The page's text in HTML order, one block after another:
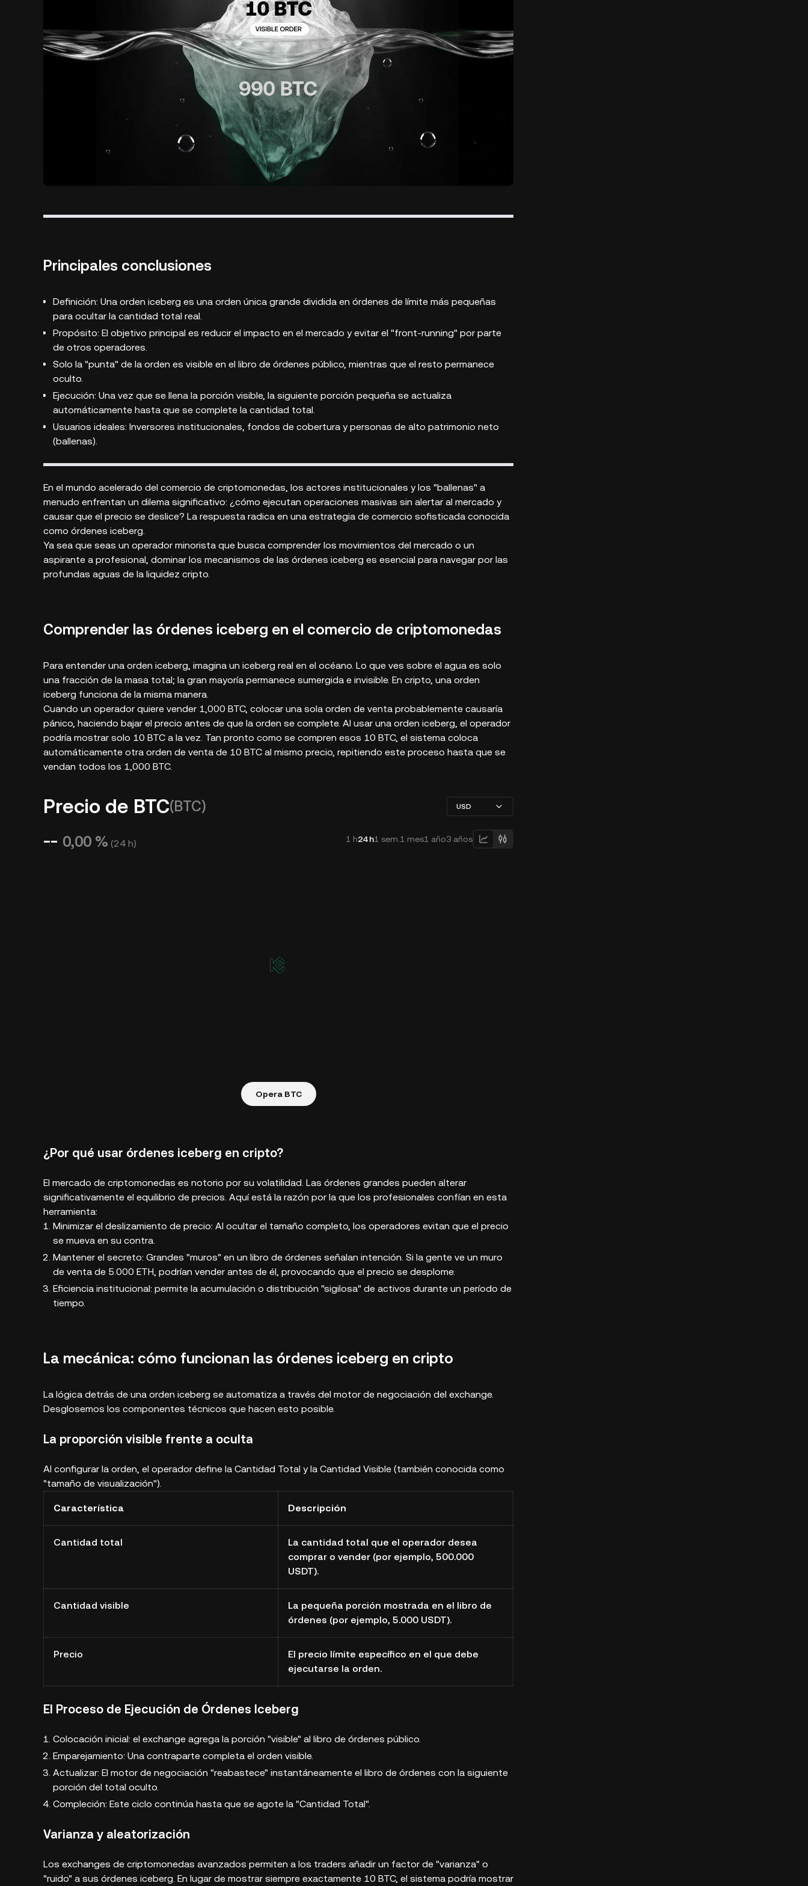
Principales conclusiones
Definición: Una orden iceberg es una orden única grande dividida en órdenes de límite más pequeñas
para ocultar la cantidad total real.
Propósito: El objetivo principal es reducir el impacto en el mercado y evitar el "front-running" por parte
de otros operadores.
Solo la "punta" de la orden es visible en el libro de órdenes público, mientras que el resto permanece
oculto.
Ejecución: Una vez que se llena la porción visible, la siguiente porción pequeña se actualiza
automáticamente hasta que se complete la cantidad total.
Usuarios ideales: Inversores institucionales, fondos de cobertura y personas de alto patrimonio neto
(ballenas).
En el mundo acelerado del comercio de criptomonedas, los actores institucionales y los "ballenas" a
menudo enfrentan un dilema significativo: ¿cómo ejecutan operaciones masivas sin alertar al mercado y
causar que el precio se deslice? La respuesta radica en una estrategia de comercio sofisticada conocida
como órdenes iceberg.
Ya sea que seas un operador minorista que busca comprender los movimientos del mercado o un
aspirante a profesional, dominar los mecanismos de las órdenes iceberg es esencial para navegar por las
profundas aguas de la liquidez cripto.
Comprender las órdenes iceberg en el comercio de criptomonedas
Para entender una orden iceberg, imagina un iceberg real en el océano. Lo que ves sobre el agua es solo
una fracción de la masa total; la gran mayoría permanece sumergida e invisible. En cripto, una orden
iceberg funciona de la misma manera.
Cuando un operador quiere vender 1,000 BTC, colocar una sola orden de venta probablemente causaría
pánico, haciendo bajar el precio antes de que la orden se complete. Al usar una orden iceberg, el operador
podría mostrar solo 10 BTC a la vez. Tan pronto como se compren esos 10 BTC, el sistema coloca
automáticamente otra orden de venta de 10 BTC al mismo precio, repitiendo este proceso hasta que se
vendan todos los 1,000 BTC.
Precio de BTC(BTC) USD
-- 0,00 % (24 h) 1 h24 h1 sem.1 mes1 año3 años
Opera BTC
¿Por qué usar órdenes iceberg en cripto?
El mercado de criptomonedas es notorio por su volatilidad. Las órdenes grandes pueden alterar
significativamente el equilibrio de precios. Aquí está la razón por la que los profesionales confían en esta
herramienta:
Minimizar el deslizamiento de precio: Al ocultar el tamaño completo, los operadores evitan que el precio
se mueva en su contra.
Mantener el secreto: Grandes "muros" en un libro de órdenes señalan intención. Si la gente ve un muro
de venta de 5.000 ETH, podrían vender antes de él, provocando que el precio se desplome.
Eficiencia institucional: permite la acumulación o distribución "sigilosa" de activos durante un período de
tiempo.
La mecánica: cómo funcionan las órdenes iceberg en cripto
La lógica detrás de una orden iceberg se automatiza a través del motor de negociación del exchange.
Desglosemos los componentes técnicos que hacen esto posible.
La proporción visible frente a oculta
Al configurar la orden, el operador define la Cantidad Total y la Cantidad Visible (también conocida como
"tamaño de visualización").
Característica Descripción
Cantidad total
La cantidad total que el operador desea
comprar o vender (por ejemplo, 500.000
USDT).
Cantidad visible
La pequeña porción mostrada en el libro de
órdenes (por ejemplo, 5.000 USDT).
Precio
El precio límite específico en el que debe
ejecutarse la orden.
El Proceso de Ejecución de Órdenes Iceberg
Colocación inicial: el exchange agrega la porción "visible" al libro de órdenes público.
Emparejamiento: Una contraparte completa el orden visible.
Actualizar: El motor de negociación "reabastece" instantáneamente el libro de órdenes con la siguiente
porción del total oculto.
Compleción: Este ciclo continúa hasta que se agote la "Cantidad Total".
Varianza y aleatorización
Los exchanges de criptomonedas avanzados permiten a los traders añadir un factor de "varianza" o
"ruido" a sus órdenes iceberg. En lugar de mostrar siempre exactamente 10 BTC, el sistema podría mostrar